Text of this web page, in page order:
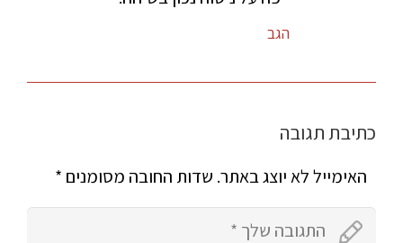
הגב
כתיבת תגובה
האימייל לא יוצג באתר. שדות החובה מסומנים *